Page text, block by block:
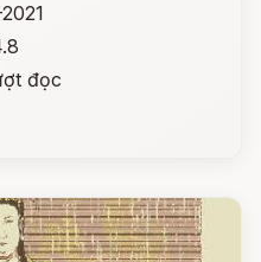
đọc